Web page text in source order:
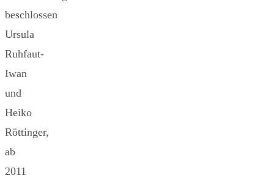
beschlossen
Ursula
Ruhfaut-
Iwan
und
Heiko
Röttinger,
ab
2011